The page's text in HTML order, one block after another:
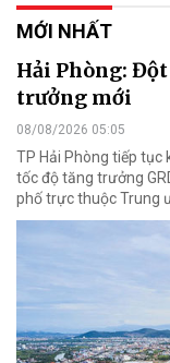
MỚI NHẤT
Hải Phòng:
trưởng mới
08/08/2026 05:05
TP Hải Phòng tiếp tục
tốc độ tăng trưởng
phố trực thuộc Trung